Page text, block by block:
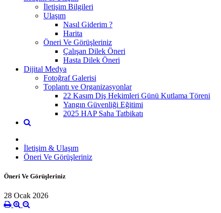
İletişim Bilgileri
Ulaşım
Nasıl Giderim ?
Harita
Öneri Ve Görüşleriniz
Çalışan Dilek Öneri
Hasta Dilek Öneri
Dijital Medya
Fotoğraf Galerisi
Toplantı ve Organizasyonlar
22 Kasım Diş Hekimleri Günü Kutlama Töreni
Yangın Güvenliği Eğitimi
2025 HAP Saha Tatbikatı
İletişim & Ulaşım
Öneri Ve Görüşleriniz
Öneri Ve Görüşleriniz
28 Ocak 2026